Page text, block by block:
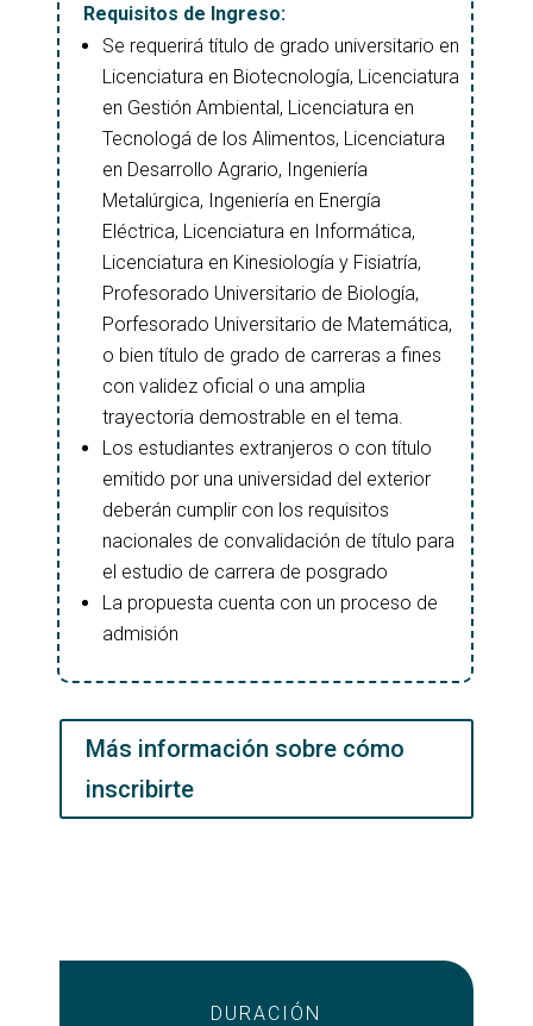
Requisitos de Ingreso:
Se requerirá título de grado universitario en
Licenciatura en Biotecnología, Licenciatura
en Gestión Ambiental, Licenciatura en
Tecnologá de los Alimentos, Licenciatura
en Desarrollo Agrario, Ingeniería
Metalúrgica, Ingeniería en Energía
Eléctrica, Licenciatura en Informática,
Licenciatura en Kinesiología y Fisiatría,
Profesorado Universitario de Biología,
Porfesorado Universitario de Matemática,
o bien título de grado de carreras a fines
con validez oficial o una amplia
trayectoria demostrable en el tema.
Los estudiantes extranjeros o con título
emitido por una universidad del exterior
deberán cumplir con los requisitos
nacionales de convalidación de título para
el estudio de carrera de posgrado
La propuesta cuenta con un proceso de
admisión
Más información sobre cómo
inscribirte
DURACIÓN